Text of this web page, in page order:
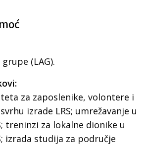
(LAG).
za zaposlenike, volontere i
izrade LRS; umrežavanje u
treninzi za lokalne dionike u
izrada studija za područje